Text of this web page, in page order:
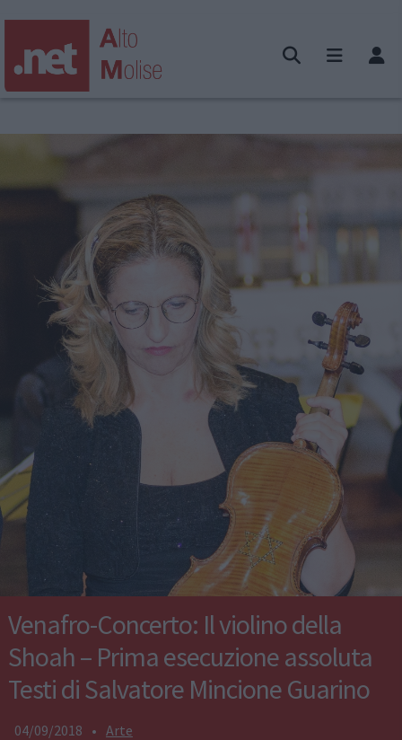
Venafro-Concerto: Il violino della
Shoah – Prima esecuzione assoluta
Testi di Salvatore Mincione Guarino
04/09/2018 • Arte